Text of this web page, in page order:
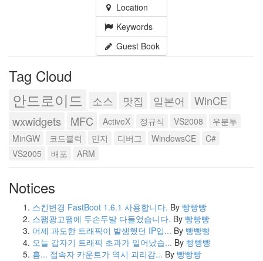
Location
Keywords
Guest Book
Tag Cloud
안드로이드 소스 맛집 일본어
WinCE
wxwidgets
MFC ActiveX 정규식 VS2008
우분투
MinGW
코드블럭 민지 디버그 WindowsCE
C#
VS2005
배포 ARM
Notices
스킨변경 FastBoot 1.6.1 사용합니다. By 빵빵빵
스팸광고땜에 두손두발 다들었습니다. By 빵빵빵
어제 과도한 트래픽이 발생했던 IP입... By 빵빵빵
오늘 갑자기 트래픽 초과가 일어났습... By 빵빵빵
흠... 접속자 카운트가 역시 괴리감... By 빵빵빵